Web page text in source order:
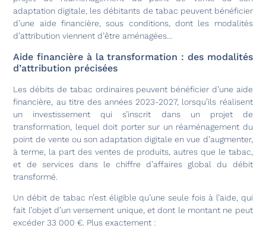
adaptation digitale, les débitants de tabac peuvent bénéficier
d’une aide financière, sous conditions, dont les modalités
d’attribution viennent d’être aménagées…
Aide financière à la transformation : des modalités
d’attribution précisées
Les débits de tabac ordinaires peuvent bénéficier d’une aide
financière, au titre des années 2023-2027, lorsqu’ils réalisent
un investissement qui s’inscrit dans un projet de
transformation, lequel doit porter sur un réaménagement du
point de vente ou son adaptation digitale en vue d’augmenter,
à terme, la part des ventes de produits, autres que le tabac,
et de services dans le chiffre d’affaires global du débit
transformé.
Un débit de tabac n’est éligible qu’une seule fois à l’aide, qui
fait l’objet d’un versement unique, et dont le montant ne peut
excéder 33 000 €. Plus exactement :